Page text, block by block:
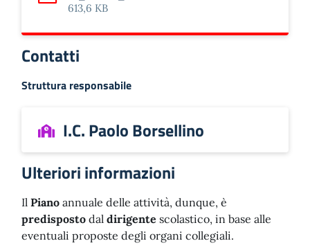
613,6 KB
Contatti
Struttura responsabile
I.C. Paolo Borsellino
Ulteriori informazioni
Il Piano annuale delle attività, dunque, è
predisposto dal dirigente scolastico, in base alle
eventuali proposte degli organi collegiali.